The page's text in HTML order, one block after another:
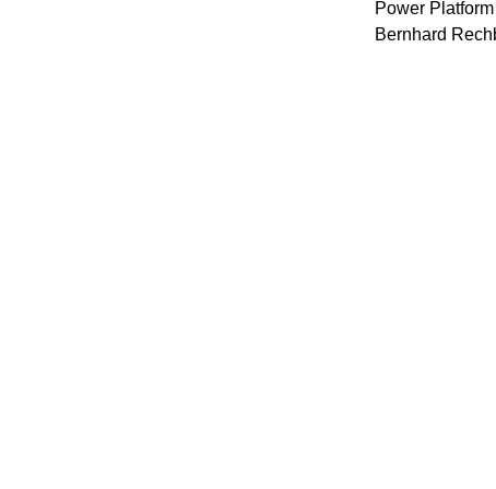
Power Platform
Bernhard